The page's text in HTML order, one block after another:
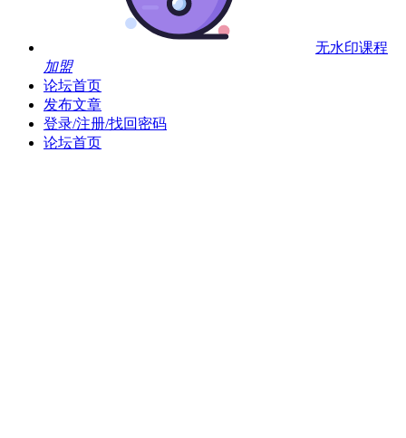
无水印课程
加盟
论坛首页
发布文章
登录/注册/找回密码
论坛首页